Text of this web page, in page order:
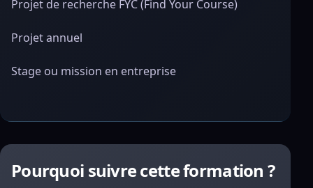
Projet de recherche FYC (Find Your Course)
Projet annuel
Stage ou mission en entreprise
Pourquoi suivre cette formation ?